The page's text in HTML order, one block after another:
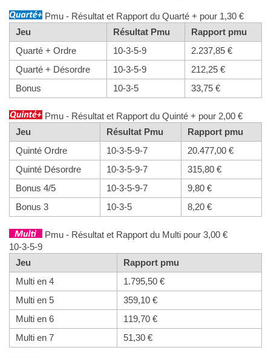
Pmu - Résultat et Rapport du Quarté + pour 1,30 €
Jeu
Résultat Pmu
Rapport pmu
Quarté + Ordre
10-3-5-9
2.237,85 €
Quarté + Désordre
10-3-5-9
212,25 €
Bonus
10-3-5 33,75 €
Pmu - Résultat et Rapport du Quinté + pour 2,00 €
Jeu
Résultat Pmu
Rapport pmu
Quinté Ordre
10-3-5-9-7
20.477,00 €
Quinté Désordre
10-3-5-9-7
315,80 €
Bonus 4/5
10-3-5-9-7
9,80 €
Bonus 3
10-3-5 8,20 €
Pmu - Résultat et Rapport du Multi pour 3,00 €
10-3-5-9
Jeu
Rapport pmu
Multi en 4
1.795,50 €
Multi en 5
359,10 €
Multi en 6
119,70 €
Multi en 7
51,30 €